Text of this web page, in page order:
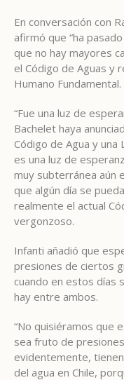
En conversación con
afirmó que “ha
que no hay mayores
el Código de Aguas y
Humano Fundamental.
“Fue una luz de
Bachelet haya
Código de Agua y
es una luz de
muy subterránea aún
que algún día se
realmente el actual
vergonzoso.
Infanti añadió que
presiones de ciertos
cuando en estos días
hay entre ambos.
“No quisiéramos que
sea fruto de
evidentemente,
del agua en Chile,